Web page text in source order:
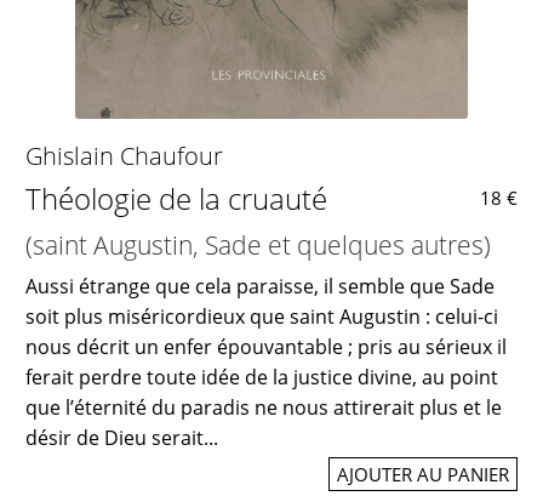
Ghislain Chaufour
Théologie de la cruauté 18 €
(saint Augustin, Sade et quelques autres)
Aussi étrange que cela paraisse, il semble que Sade
soit plus miséricordieux que saint Augustin : celui-ci
nous décrit un enfer épouvantable ; pris au sérieux il
ferait perdre toute idée de la justice divine, au point
que l’éternité du paradis ne nous attirerait plus et le
désir de Dieu serait...
AJOUTER AU PANIER